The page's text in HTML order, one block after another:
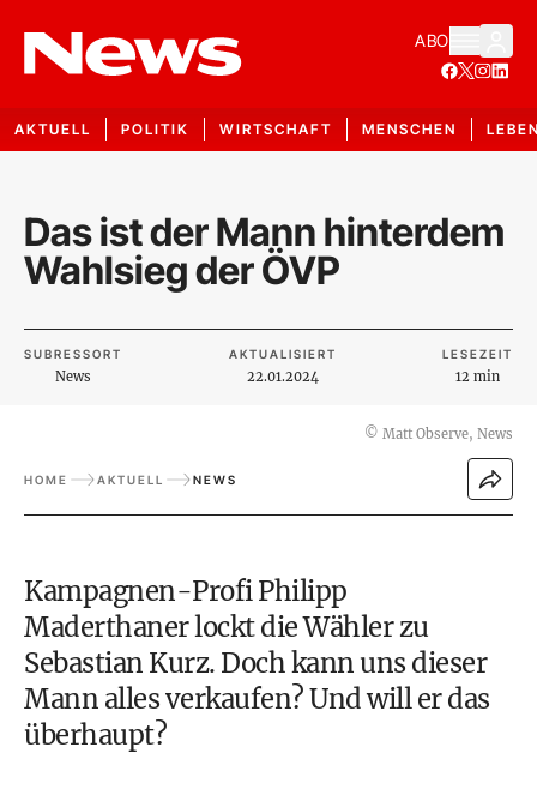
ABO
AKTUELL POLITIK WIRTSCHAFT MENSCHEN
Das ist der Mann hinterdem
Wahlsieg der ÖVP
SUBRESSORT
News
AKTUALISIERT
22.01.2024
LESEZEIT
12 min
© Matt Observe, News
HOME AKTUELL NEWS
Kampagnen-Profi Philipp
Maderthaner lockt die Wähler zu
Sebastian Kurz. Doch kann uns dieser
Mann alles verkaufen? Und will er das
überhaupt?